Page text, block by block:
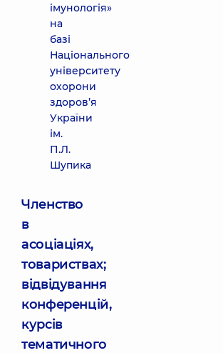
імунологія»
на
базі
Національного
університету
охорони
здоров’я
України
ім.
П.Л.
Шупика
Членство
в
асоціаціях,
товариствах;
відвідування
конференцій,
курсів
тематичного